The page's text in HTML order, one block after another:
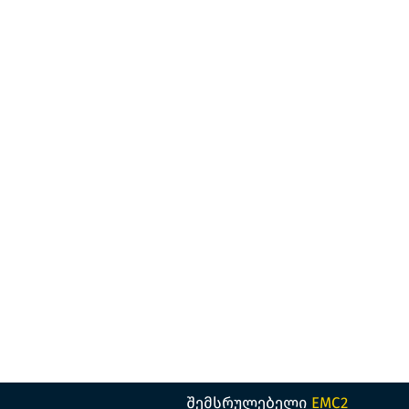
შემსრულებელი EMC2